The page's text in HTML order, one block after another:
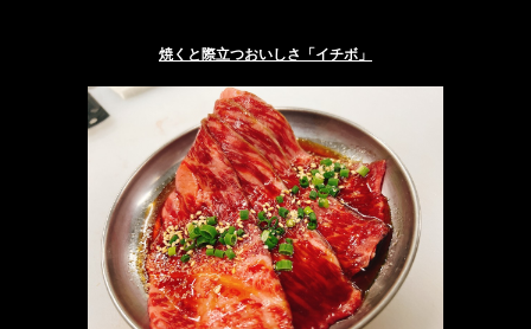
焼くと際立つおいしさ「イチボ」